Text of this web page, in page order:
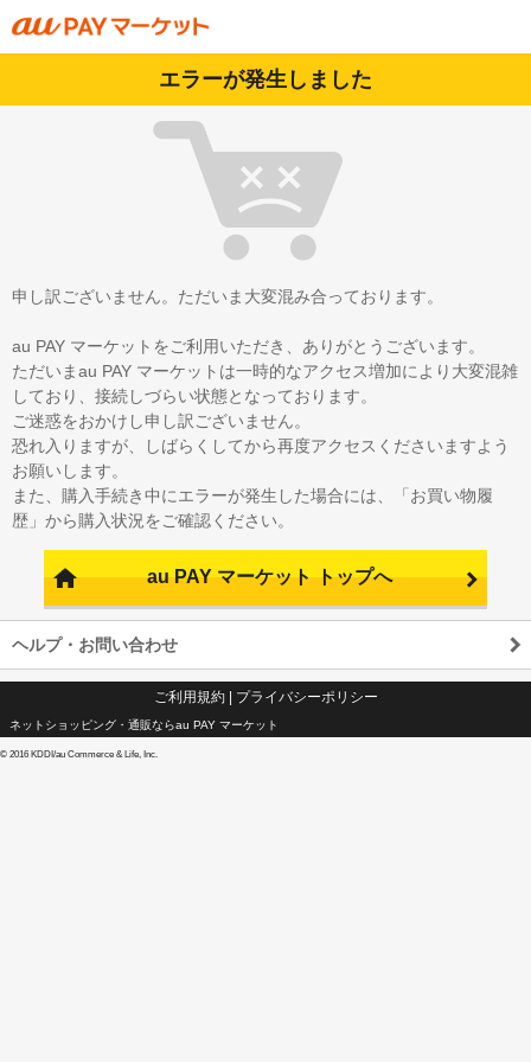
エラーが発生しました
申し訳ございません。ただいま大変混み合っております。
au PAY マーケットをご利用いただき、ありがとうございます。
ただいまau PAY マーケットは一時的なアクセス増加により大変混雑
しており、接続しづらい状態となっております。
ご迷惑をおかけし申し訳ございません。
恐れ入りますが、しばらくしてから再度アクセスくださいますよう
お願いします。
また、購入手続き中にエラーが発生した場合には、「お買い物履
歴」から購入状況をご確認ください。
au PAY マーケット トップへ
ヘルプ・お問い合わせ
ご利用規約| プライバシーポリシー
ネットショッピング・通販ならau PAY マーケット
© 2016 KDDI/au Commerce & Life, Inc.